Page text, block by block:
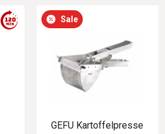
Sale
GEFU Kartoffelpresse